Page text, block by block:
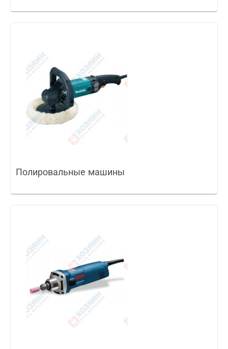
Полировальные машины